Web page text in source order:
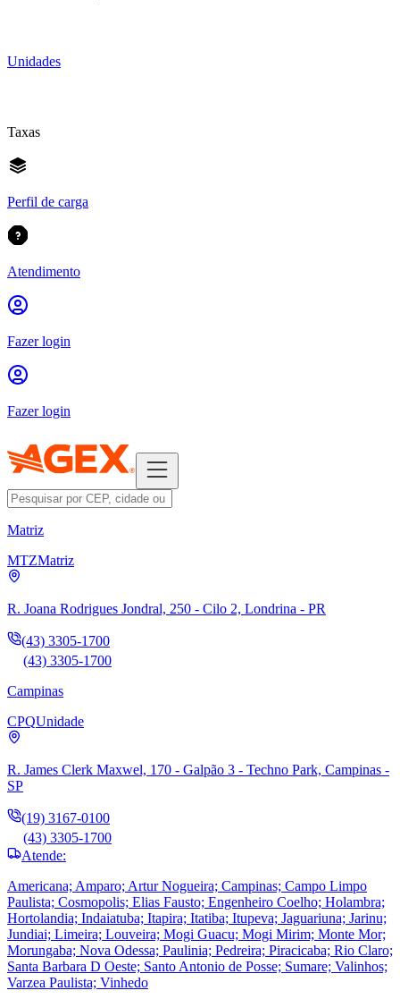
Unidades
Taxas
Perfil de carga
Atendimento
Fazer login
Fazer login
Matriz
MTZMatriz
R. Joana Rodrigues Jondral, 250 - Cilo 2, Londrina - PR
(43) 3305-1700
(43) 3305-1700
Campinas
CPQUnidade
R. James Clerk Maxwel, 170 - Galpão 3 - Techno Park, Campinas -
SP
(19) 3167-0100
(43) 3305-1700
Atende:
Americana; Amparo; Artur Nogueira; Campinas; Campo Limpo
Paulista; Cosmopolis; Elias Fausto; Engenheiro Coelho; Holambra;
Hortolandia; Indaiatuba; Itapira; Itatiba; Itupeva; Jaguariuna; Jarinu;
Jundiai; Limeira; Louveira; Mogi Guacu; Mogi Mirim; Monte Mor;
Morungaba; Nova Odessa; Paulinia; Pedreira; Piracicaba; Rio Claro;
Santa Barbara D Oeste; Santo Antonio de Posse; Sumare; Valinhos;
Varzea Paulista; Vinhedo